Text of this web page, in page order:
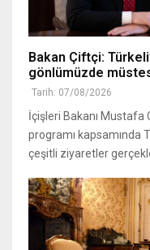
Bakan Çiftçi:
gönlümüzde
Tarih: 07/08/2026
İçişleri Bakanı Mustafa
programı kapsamında
çeşitli ziyaretler